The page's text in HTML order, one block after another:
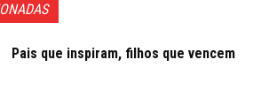
Pais que inspiram, filhos que vencem